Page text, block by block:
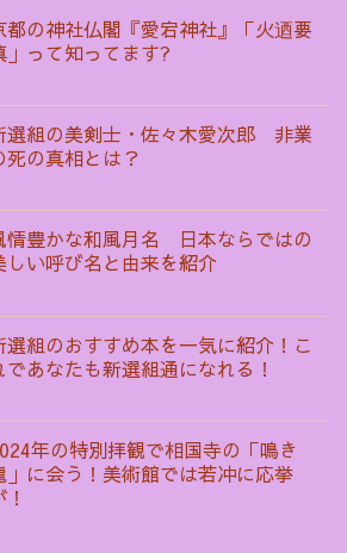
都の神社仏閣『愛宕神社』「火迺要
」って知ってます?
選組の美剣士・佐々木愛次郎 非業
死の真相とは？
情豊かな和風月名 日本ならではの
しい呼び名と由来を紹介
選組のおすすめ本を一気に紹介！こ
であなたも新選組通になれる！
年の特別拝観で相国寺の「鳴き
」に会う！美術館では若冲に応挙